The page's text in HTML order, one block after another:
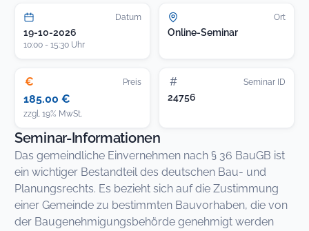
Datum
19-10-2026
10:00 - 15:30 Uhr
Ort
Online-Seminar
€ Preis
185.00 €
zzgl. 19% MwSt.
# Seminar ID
24756
Seminar-Informationen
Das gemeindliche Einvernehmen nach § 36 BauGB ist
ein wichtiger Bestandteil des deutschen Bau- und
Planungsrechts. Es bezieht sich auf die Zustimmung
einer Gemeinde zu bestimmten Bauvorhaben, die von
der Baugenehmigungsbehörde genehmigt werden